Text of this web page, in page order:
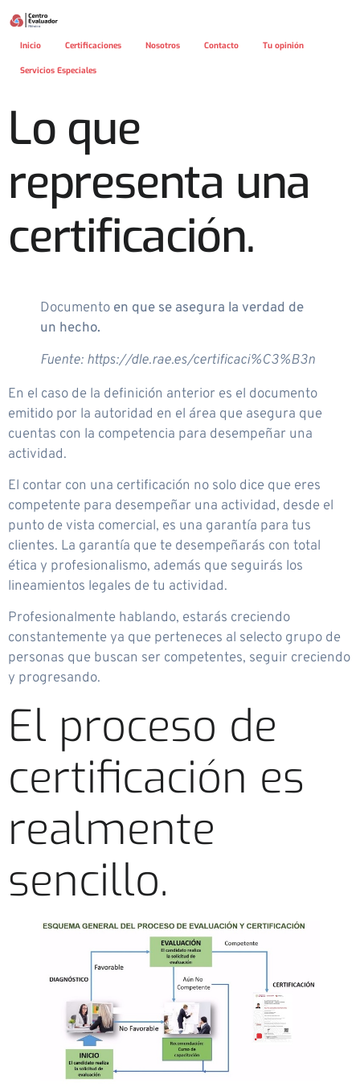
Inicio Certificaciones Nosotros Contacto Tu opinión
Servicios Especiales
Lo que
representa una
certificación.
Documento en que se asegura la verdad de
un hecho.
Fuente: https://dle.rae.es/certificaci%C3%B3n
En el caso de la definición anterior es el documento
emitido por la autoridad en el área que asegura que
cuentas con la competencia para desempeñar una
actividad.
El contar con una certificación no solo dice que eres
competente para desempeñar una actividad, desde el
punto de vista comercial, es una garantía para tus
clientes. La garantía que te desempeñarás con total
ética y profesionalismo, además que seguirás los
lineamientos legales de tu actividad.
Profesionalmente hablando, estarás creciendo
constantemente ya que perteneces al selecto grupo de
personas que buscan ser competentes, seguir creciendo
y progresando.
El proceso de
certificación es
realmente
sencillo.